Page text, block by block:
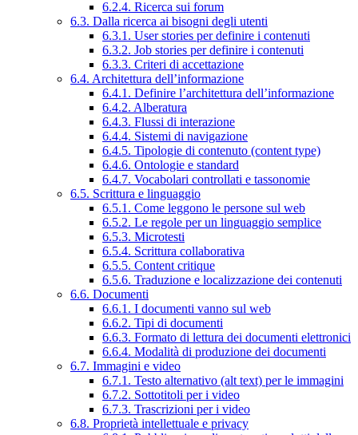
6.2.4. Ricerca sui forum
6.3. Dalla ricerca ai bisogni degli utenti
6.3.1. User stories per definire i contenuti
6.3.2. Job stories per definire i contenuti
6.3.3. Criteri di accettazione
6.4. Architettura dell’informazione
6.4.1. Definire l’architettura dell’informazione
6.4.2. Alberatura
6.4.3. Flussi di interazione
6.4.4. Sistemi di navigazione
6.4.5. Tipologie di contenuto (content type)
6.4.6. Ontologie e standard
6.4.7. Vocabolari controllati e tassonomie
6.5. Scrittura e linguaggio
6.5.1. Come leggono le persone sul web
6.5.2. Le regole per un linguaggio semplice
6.5.3. Microtesti
6.5.4. Scrittura collaborativa
6.5.5. Content critique
6.5.6. Traduzione e localizzazione dei contenuti
6.6. Documenti
6.6.1. I documenti vanno sul web
6.6.2. Tipi di documenti
6.6.3. Formato di lettura dei documenti elettronici
6.6.4. Modalità di produzione dei documenti
6.7. Immagini e video
6.7.1. Testo alternativo (alt text) per le immagini
6.7.2. Sottotitoli per i video
6.7.3. Trascrizioni per i video
6.8. Proprietà intellettuale e privacy